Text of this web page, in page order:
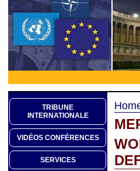
TRIBUNE
INTERNATIONALE
VIDÉOS CONFÉRENCES
SERVICES